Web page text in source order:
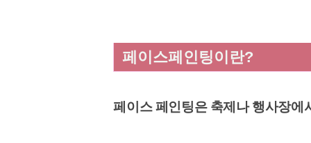
페이스페인팅이란?
페이스 페인팅은 축제나 행사장에